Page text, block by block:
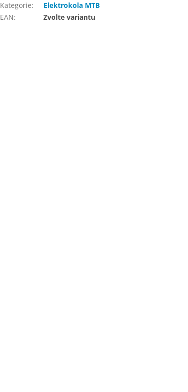
Kategorie:
Elektrokola MTB
EAN: Zvolte variantu